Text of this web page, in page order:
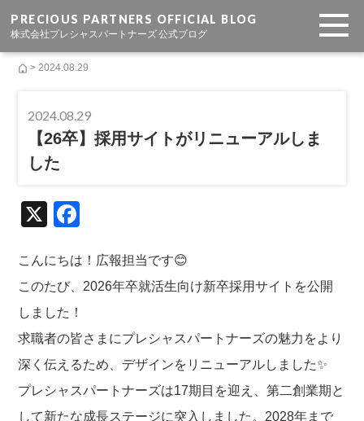
PRECIOUS PARTNERS OFFICIAL BLOG
株式会社プレシャスパートナーズ 公式ブログ
> 2024.08.29
2024.08.29
【26卒】採用サイトがリニューアルしま
した
X
c
e
o
o
k
こんにちは！広報担当です😊
このたび、2026年卒就活生向け新卒採用サイトを公開
しました！
求職者の皆さまにプレシャスパートナーズの魅力をより
深く伝えるため、デザインをリニューアルしました✨
プレシャスパートナーズは17期目を迎え、第二創業期と
して新たな成長ステージに突入しました。2028年まで